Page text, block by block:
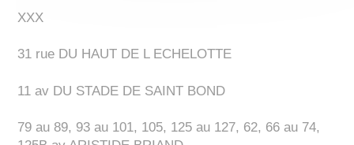
XXX
31 rue DU HAUT DE L ECHELOTTE
11 av DU STADE DE SAINT BOND
79 au 89, 93 au 101, 105, 125 au 127, 62, 66 au 74,